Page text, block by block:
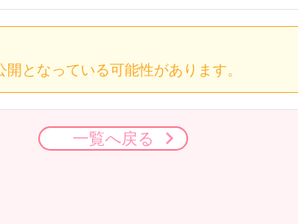
となっている可能性があります。
一覧へ戻る